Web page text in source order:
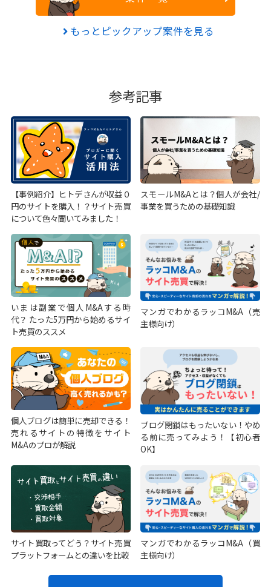
もっとピックアップ案件を見る
参考記事
【事例紹介】ヒトデさんが収益０
円のサイトを購入！？サイト売買
について色々聞いてみました！
スモールM&Aとは？個人が会社/
事業を買うための基礎知識
いまは副業で個人M&Aする時
代？ たった5万円から始めるサイ
ト売買のススメ
マンガでわかるラッコM&A（売
主様向け）
個人ブログは簡単に売却できる！
売れるサイトの特徴をサイト
M&Aのプロが解説
ブログ閉鎖はもったいない！やめ
る前に売ってみよう！【初心者
OK】
サイト買取ってどう？サイト売買
プラットフォームとの違いを比較
マンガでわかるラッコM&A（買
主様向け）